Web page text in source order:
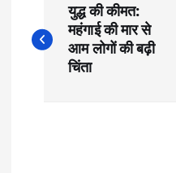
o
युद्ध की कीमत:
महंगाई की मार से
आम लोगों की बढ़ी
चिंता